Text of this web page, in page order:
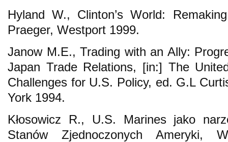
Hyland W., Clinton’s World:
Praeger, Westport 1999.
Janow M.E., Trading with an Ally:
Japan Trade Relations, [in:] The
Challenges for U.S. Policy, ed. G.L
York 1994.
Kłosowicz R., U.S. Marines jako
Stanów Zjednoczonych Ameryki,